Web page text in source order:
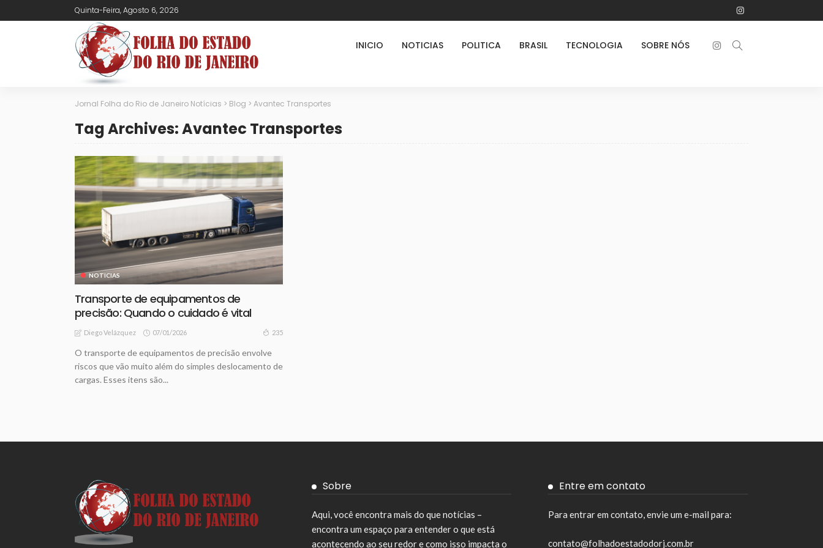
Quinta-Feira, Agosto 6, 2026
INICIO NOTICIAS POLITICA BRASIL TECNOLOGIA SOBRE NÓS
Jornal Folha do Rio de Janeiro Notícias > Blog > Avantec Transportes
Tag Archives: Avantec Transportes
NOTICIAS
Transporte de equipamentos de
precisão: Quando o cuidado é vital
Diego Velázquez 07/01/2026 235
O transporte de equipamentos de precisão envolve
riscos que vão muito além do simples deslocamento de
cargas. Esses itens são...
Sobre
Aqui, você encontra mais do que notícias –
encontra um espaço para entender o que está
acontecendo ao seu redor e como isso impacta o
Entre em contato
Para entrar em contato, envie um e-mail para:
contato@folhadoestadodorj.com.br